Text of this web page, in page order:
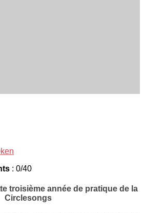
: 0/40
troisième année de pratique de la
Circlesongs